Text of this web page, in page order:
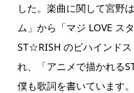
した。楽曲に関して宮野
ム」から「マジ LOVE ス
ST☆RISH のビハインド
れ、「アニメで描かれる
僕も歌詞を書いています